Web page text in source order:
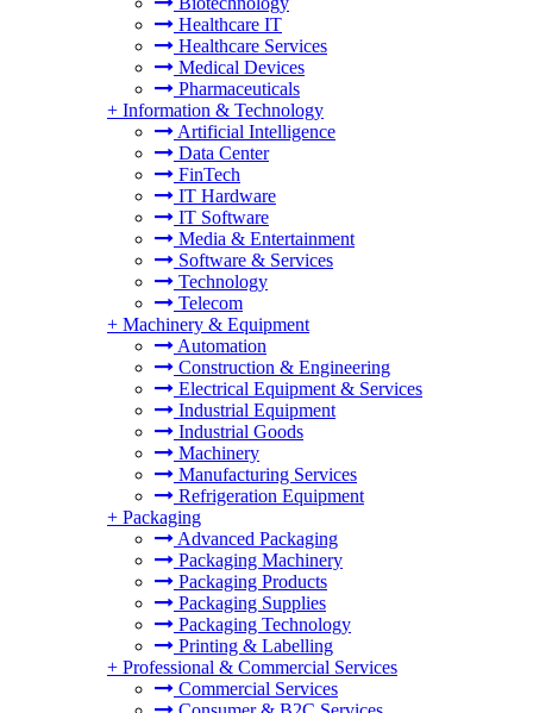
Healthcare IT
Healthcare Services
Medical Devices
Pharmaceuticals
+ Information & Technology
Artificial Intelligence
Data Center
FinTech
IT Hardware
IT Software
Media & Entertainment
Software & Services
Technology
Telecom
+ Machinery & Equipment
Automation
Construction & Engineering
Electrical Equipment & Services
Industrial Equipment
Industrial Goods
Machinery
Manufacturing Services
Refrigeration Equipment
+ Packaging
Advanced Packaging
Packaging Machinery
Packaging Products
Packaging Supplies
Packaging Technology
Printing & Labelling
+ Professional & Commercial Services
Commercial Services